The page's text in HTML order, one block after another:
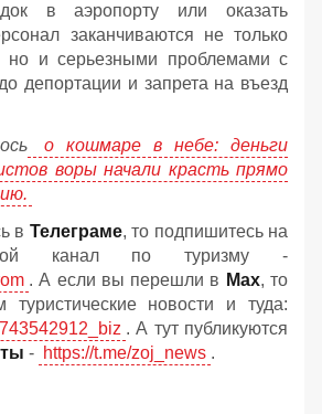
в аэропорту или оказать
заканчиваются не только
но и серьезными проблемами с
депортации и запрета на въезд
о кошмаре в небе: деньги
воры начали красть прямо
в Телеграме, то подпишитесь на
канал по туризму -
. А если вы перешли в Мах, то
туристические новости и туда:
. А тут публикуются
- https://t.me/zoj_news .